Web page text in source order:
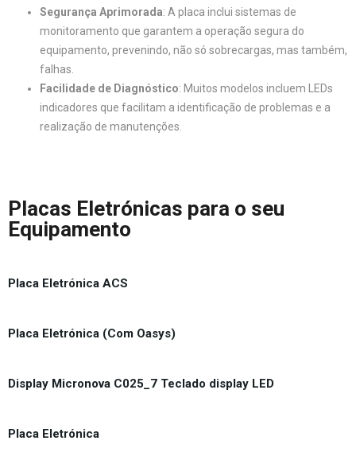
Segurança Aprimorada: A placa inclui sistemas de
monitoramento que garantem a operação segura do
equipamento, prevenindo, não só sobrecargas, mas também,
falhas.
Facilidade de Diagnóstico: Muitos modelos incluem LEDs
indicadores que facilitam a identificação de problemas e a
realização de manutenções.
Placas Eletrónicas para o seu
Equipamento
Placa Eletrónica ACS
Placa Eletrónica (Com Oasys)
Display Micronova C025_7 Teclado display LED
Placa Eletrónica